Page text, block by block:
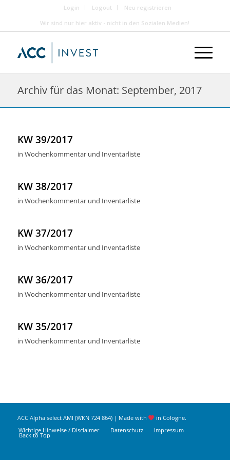
Login Logout
Neu registrieren
Wir sind nur hier aktiv - nicht in den Sozialen Medien!
Archiv für das Monat: September, 2017
KW 39/2017
in Wochenkommentar und Inventarliste
KW 38/2017
in Wochenkommentar und Inventarliste
KW 37/2017
in Wochenkommentar und Inventarliste
KW 36/2017
in Wochenkommentar und Inventarliste
KW 35/2017
in Wochenkommentar und Inventarliste
ACC Alpha select AMI (WKN 724 864) | Made with
in Cologne.
Wichtige Hinweise / Disclaimer
Datenschutz Impressum
Back to Top